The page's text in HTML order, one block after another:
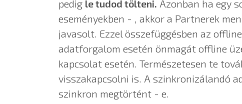
pedig le tudod tölteni. Azonban ha egy
eseményekben - , akkor a Partnerek
javasolt. Ezzel összefüggésben az
adatforgalom esetén önmagát offline
kapcsolat esetén. Természetesen te
visszakapcsolni is. A szinkronizálandó
szinkron megtörtént - e.